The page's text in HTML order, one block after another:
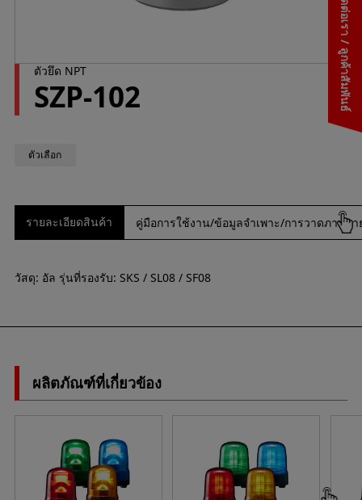
ติดต่อเรา / ลูกค้าสัมพันธ์
ตัวยึด NPT
SZP-102
ตัวเลือก
รายละเอียดสินค้า คู่มือการใช้งาน/ข้อมูลจำเพาะ/การวาดภาพภ
วัสดุ: อัล รุ่นที่รองรับ: SKS / SL08 / SF08
ผลิตภัณฑ์ที่เกี่ยวข้อง